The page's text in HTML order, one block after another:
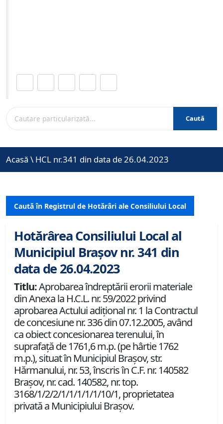
Caută
Acasă \ HCL nr.341 din data de 26.04.2023
Caută în Registrul de Hotărâri ale Consiliului Local
Hotărârea Consiliului Local al
Municipiul Brașov nr. 341 din
data de 26.04.2023
Titlu:Aprobarea îndreptării erorii materiale
din Anexa la H.C.L. nr. 59/2022 privind
aprobarea Actului adiţional nr. 1 la Contractul
de concesiune nr. 336 din 07.12.2005, având
ca obiect concesionarea terenului, în
suprafață de 1761,6 m.p. (pe hârtie 1762
m.p.), situat în Municipiul Brașov, str.
Hărmanului, nr. 53, înscris în C.F. nr. 140582
Brașov, nr. cad. 140582, nr. top.
3168/1/2/2/1/1/1/1/1/10/1, proprietatea
privată a Municipiului Brașov.